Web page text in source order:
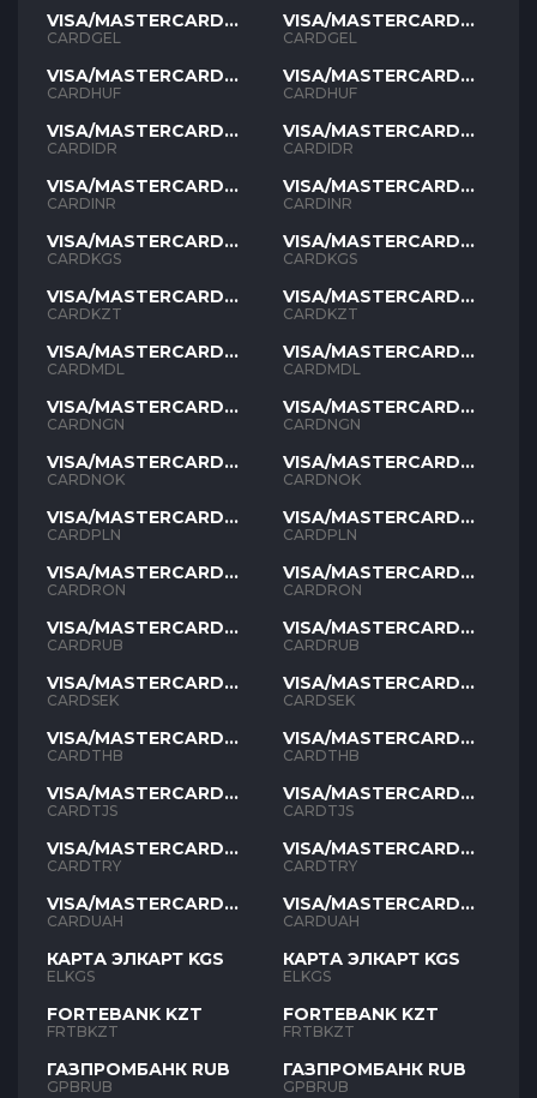
VISA/MASTERCARD
GEL
CARDGEL
VISA/MASTERCARD
HUF
CARDHUF
VISA/MASTERCARD
IDR
CARDIDR
VISA/MASTERCARD
INR
CARDINR
VISA/MASTERCARD
KGS
CARDKGS
VISA/MASTERCARD
KZT
CARDKZT
VISA/MASTERCARD
MDL
CARDMDL
VISA/MASTERCARD
NGN
CARDNGN
VISA/MASTERCARD
NOK
CARDNOK
VISA/MASTERCARD
PLN
CARDPLN
VISA/MASTERCARD
RON
CARDRON
VISA/MASTERCARD
RUB
CARDRUB
VISA/MASTERCARD
SEK
CARDSEK
VISA/MASTERCARD
THB
CARDTHB
VISA/MASTERCARD
TJS
CARDTJS
VISA/MASTERCARD
TYR
CARDTRY
VISA/MASTERCARD
UAH
CARDUAH
КАРТА ЭЛКАРТ KGS
ELKGS
FORTEBANK KZT
FRTBKZT
ГАЗПРОМБАНК RUB
GPBRUB
VISA/MASTERCARD
GEL
CARDGEL
VISA/MASTERCARD
HUF
CARDHUF
VISA/MASTERCARD
IDR
CARDIDR
VISA/MASTERCARD
INR
CARDINR
VISA/MASTERCARD
KGS
CARDKGS
VISA/MASTERCARD
KZT
CARDKZT
VISA/MASTERCARD
MDL
CARDMDL
VISA/MASTERCARD
NGN
CARDNGN
VISA/MASTERCARD
NOK
CARDNOK
VISA/MASTERCARD
PLN
CARDPLN
VISA/MASTERCARD
RON
CARDRON
VISA/MASTERCARD
RUB
CARDRUB
VISA/MASTERCARD
SEK
CARDSEK
VISA/MASTERCARD
THB
CARDTHB
VISA/MASTERCARD
TJS
CARDTJS
VISA/MASTERCARD
TYR
CARDTRY
VISA/MASTERCARD
UAH
CARDUAH
КАРТА ЭЛКАРТ KGS
ELKGS
FORTEBANK KZT
FRTBKZT
ГАЗПРОМБАНК RUB
GPBRUB